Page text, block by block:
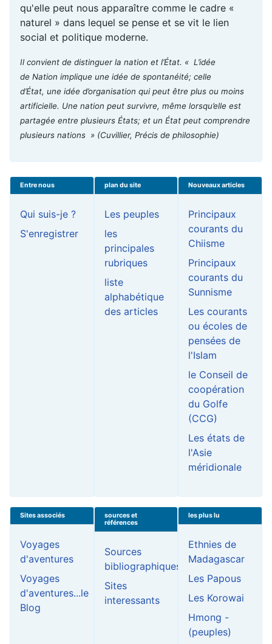
qu'elle peut nous apparaître comme le cadre «
naturel » dans lequel se pense et se vit le lien
social et politique moderne.
Il convient de distinguer la nation et l’État. « L’idée
de Nation implique une idée de spontanéité; celle
d’État, une idée d’organisation qui peut être plus ou moins
artificielle. Une nation peut survivre, même lorsqu’elle est
partagée entre plusieurs États; et un État peut comprendre
plusieurs nations » (Cuvillier, Précis de philosophie)
Entre nous
Qui suis-je ?
S'enregistrer
plan du site
Les peuples
les
principales
rubriques
liste
alphabétique
des articles
Nouveaux articles
Principaux
courants du
Chiisme
Principaux
courants du
Sunnisme
Les courants
ou écoles de
pensées de
l'Islam
le Conseil de
coopération
du Golfe
(CCG)
Les états de
l'Asie
méridionale
Sites associés
Voyages
d'aventures
Voyages
d'aventures...le
Blog
sources et
références
Sources
bibliographiques
Sites
interessants
les plus lu
Ethnies de
Madagascar
Les Papous
Les Korowai
Hmong -
(peuples)